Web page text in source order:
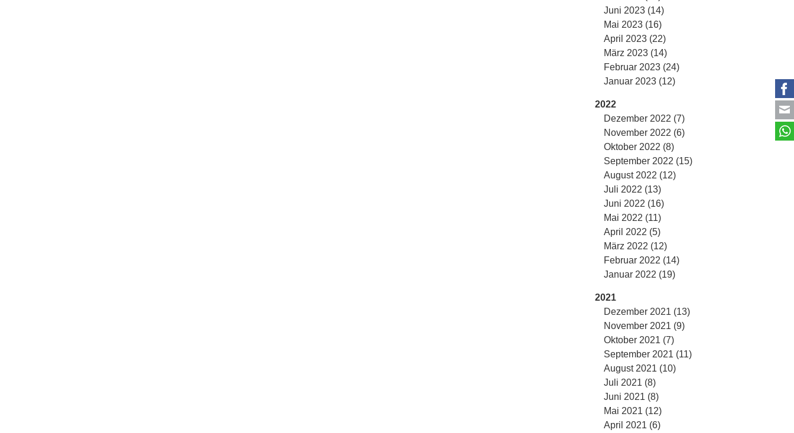
Juni 2023 (14)
Mai 2023 (16)
April 2023 (22)
März 2023 (14)
Februar 2023 (24)
Januar 2023 (12)
2022
Dezember 2022 (7)
November 2022 (6)
Oktober 2022 (8)
September 2022 (15)
August 2022 (12)
Juli 2022 (13)
Juni 2022 (16)
Mai 2022 (11)
April 2022 (5)
März 2022 (12)
Februar 2022 (14)
Januar 2022 (19)
2021
Dezember 2021 (13)
November 2021 (9)
Oktober 2021 (7)
September 2021 (11)
August 2021 (10)
Juli 2021 (8)
Juni 2021 (8)
Mai 2021 (12)
April 2021 (6)